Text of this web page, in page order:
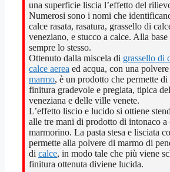
una superficie liscia l’effetto del
Numerosi sono i nomi che
calce rasata, rasatura, grassello di
veneziano, e stucco a calce. Alla
sempre lo stesso.
Ottenuto dalla miscela di grassello di
calce aerea ed acqua, con una
marmo, è un prodotto che permette di
finitura gradevole e pregiata, tipica
veneziana e delle ville venete.
L’effetto liscio e lucido si ottiene
alle tre mani di prodotto di intonaco a
marmorino. La pasta stesa e lisciata
permette alla polvere di marmo di
di calce, in modo tale che più viene
finitura ottenuta diviene lucida.